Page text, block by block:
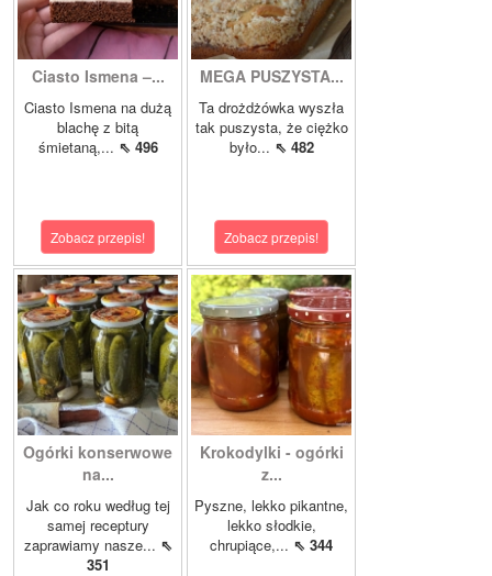
Ciasto Ismena –...
Ciasto Ismena na dużą
blachę z bitą
śmietaną,... ⇖ 496
Zobacz przepis!
MEGA PUSZYSTA...
Ta drożdżówka wyszła
tak puszysta, że ciężko
było... ⇖ 482
Zobacz przepis!
Ogórki konserwowe
na...
Jak co roku według tej
samej receptury
zaprawiamy nasze... ⇖
351
Krokodylki - ogórki
z...
Pyszne, lekko pikantne,
lekko słodkie,
chrupiące,... ⇖ 344